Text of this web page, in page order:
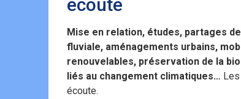
écoute
Mise en relation, études, partages
fluviale, aménagements urbains,
renouvelables, préservation de la
liés au changement climatiques…
écoute.